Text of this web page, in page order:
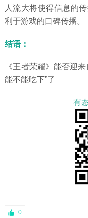
人流大将使得信息的
利于游戏的口碑传播。
结语：
《王者荣耀》能否迎
能不能吃下”了
0